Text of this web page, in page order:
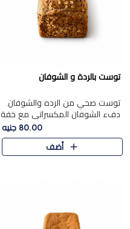
توست بالردة و الشوفان
توست صحي من الرده والشوفان.
دفء الشوفان المكسراتي مع خفة
80.00 جنيه
أضف